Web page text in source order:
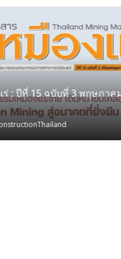
ร่ : ปีที่ 15 ฉบับที่ 3 พฤษภาค